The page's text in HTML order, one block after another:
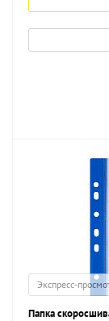
Экспресс-
Папка